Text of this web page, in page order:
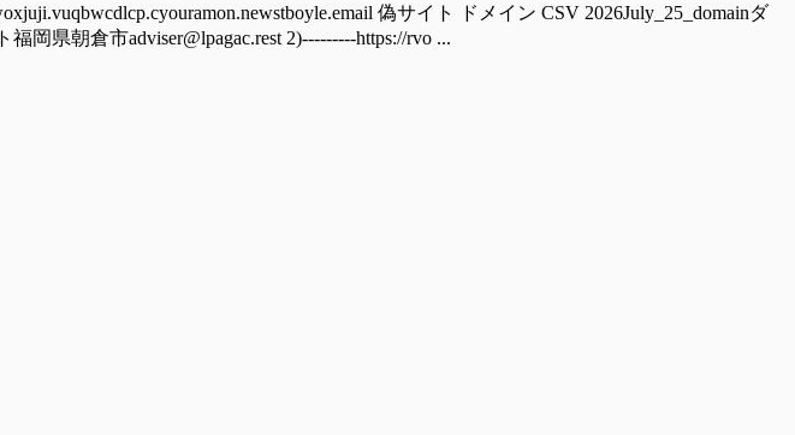
偽サイト ドメイン CSV 2026July_25_domainダ
県朝倉市adviser@lpagac.rest 2)---------https://rvo ...